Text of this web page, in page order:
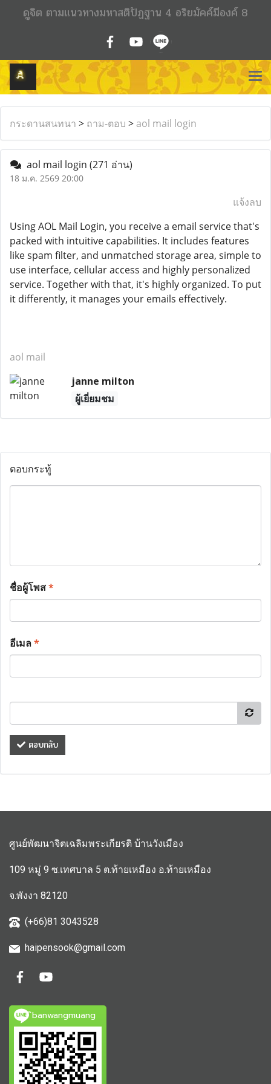
ดูจิต ตามแนวทางมหาสติปัฏฐาน 4 อริยมัคค์มีองค์ 8
กระดานสนทนา > ถาม-ตอบ > aol mail login
aol mail login (271 อ่าน)
18 ม.ค. 2569 20:00
แจ้งลบ
Using AOL Mail Login, you receive a email service that's
packed with intuitive capabilities. It includes features
like spam filter, and unmatched storage area, simple to
use interface, cellular access and highly personalized
service. Together with that, it's highly organized. To put
it differently, it manages your emails effectively.
aol mail
janne milton
ผู้เยี่ยมชม
ตอบกระทู้
ชื่อผู้โพส*
อีเมล*
ตอบกลับ
ศูนย์พัฒนาจิตเฉลิมพระเกียรติ บ้านวังเมือง
109 หมู่ 9 ซ.เทศบาล 5 ต.ท้ายเหมือง อ.ท้ายเหมือง
จ.พังงา 82120
(+66)81 3043528
haipensook@gmail.com
ิbanwangmuang